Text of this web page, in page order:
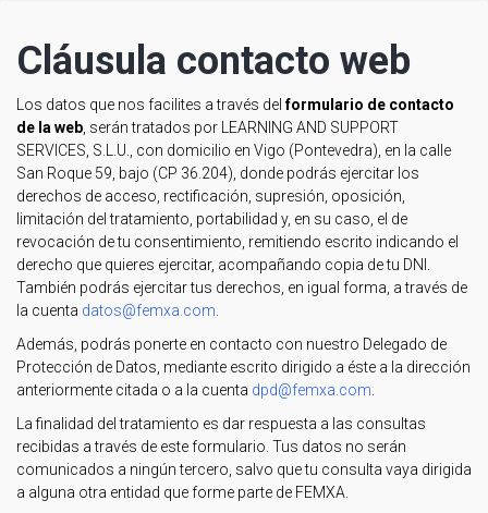
Cláusula contacto web
Los datos que nos facilites a través delformulario de contacto
de la web , serán tratados por LEARNING AND SUPPORT
SERVICES, S.L.U., con domicilio en Vigo (Pontevedra), en la calle
San Roque 59, bajo (CP 36.204), donde podrás ejercitar los
derechos de acceso, rectificación, supresión, oposición,
limitación del tratamiento, portabilidad y, en su caso, el de
revocación de tu consentimiento, remitiendo escrito indicando el
derecho que quieres ejercitar, acompañando copia de tu DNI.
También podrás ejercitar tus derechos, en igual forma, a través de
la cuenta datos@femxa.com
Además, podrás ponerte en contacto con nuestro Delegado de
Protección de Datos, mediante escrito dirigido a éste a la dirección
anteriormente citada o a la cuenta dpd@femxa.com
La finalidad del tratamiento es dar respuesta a las consultas
recibidas a través de este formulario. Tus datos no serán
comunicados a ningún tercero, salvo que tu consulta vaya dirigida
a alguna otra entidad que forme parte de FEMXA.